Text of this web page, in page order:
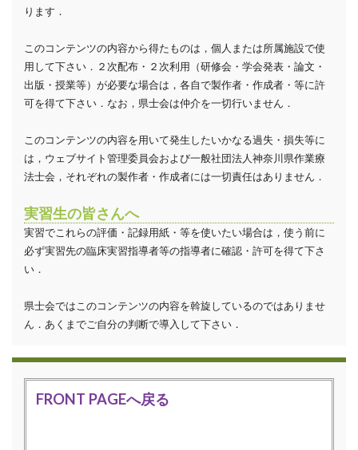
ります．
このコンテンツの内容から得たものは，個人または所属施設で使
用して下さい．２次配布・２次利用（研修会・学会発表・論文・
出版・授業等）が必要な場合は，各自で製作者・作成者・等に許
可を得て下さい．なお，県士会は仲介を一切行いません．
このコンテンツの内容を用いて発生したいかなる過失・損失等に
は，ウェブサイト管理委員会および一般社団法人神奈川県作業療
法士会，それぞれの製作者・作成者には一切責任はありません．
実習生の皆さんへ
実習でこれらの評価・記録用紙・等を使いたい場合は，使う前に
必ず実習先の臨床実習指導者等の指導者に確認・許可を得て下さ
い．
県士会ではこのコンテンツの内容を斡旋しているのではありませ
ん．あくまでご自分の判断で導入して下さい．
FRONT PAGEへ戻る